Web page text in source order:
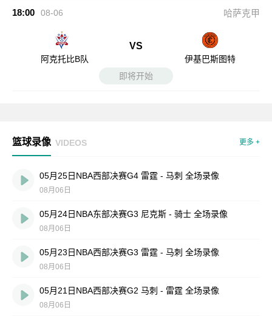
18:00 08-06 哈萨克甲
阿克托比B队
VS
伊基巴斯图特
即将开始
篮球录像 VIDEOS 更多 +
05月25日NBA西部决赛G4 雷霆 - 马刺 全场录像
08月06日
05月24日NBA东部决赛G3 尼克斯 - 骑士 全场录像
08月06日
05月23日NBA西部决赛G3 雷霆 - 马刺 全场录像
08月06日
05月21日NBA西部决赛G2 马刺 - 雷霆 全场录像
08月06日